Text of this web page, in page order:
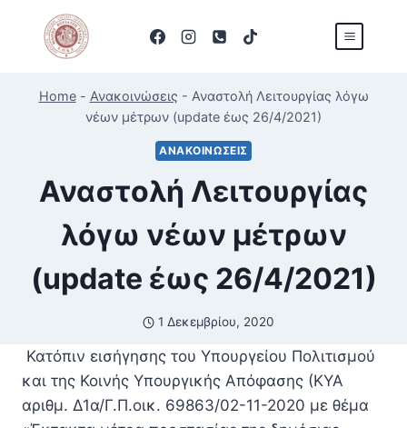
content
Home- Ανακοινώσεις - Αναστολή Λειτουργίας λόγω
νέων μέτρων (update έως 26/4/2021)
ΑΝΑΚΟΙΝΏΣΕΙΣ
Αναστολή Λειτουργίας
λόγω νέων μέτρων
(update έως 26/4/2021)
1 Δεκεμβρίου, 2020
Κατόπιν εισήγησης του Υπουργείου Πολιτισμού
και της Κοινής Υπουργικής Απόφασης (ΚΥΑ
αριθμ. Δ1α/Γ.Π.οικ. 69863/02-11-2020 με θέμα